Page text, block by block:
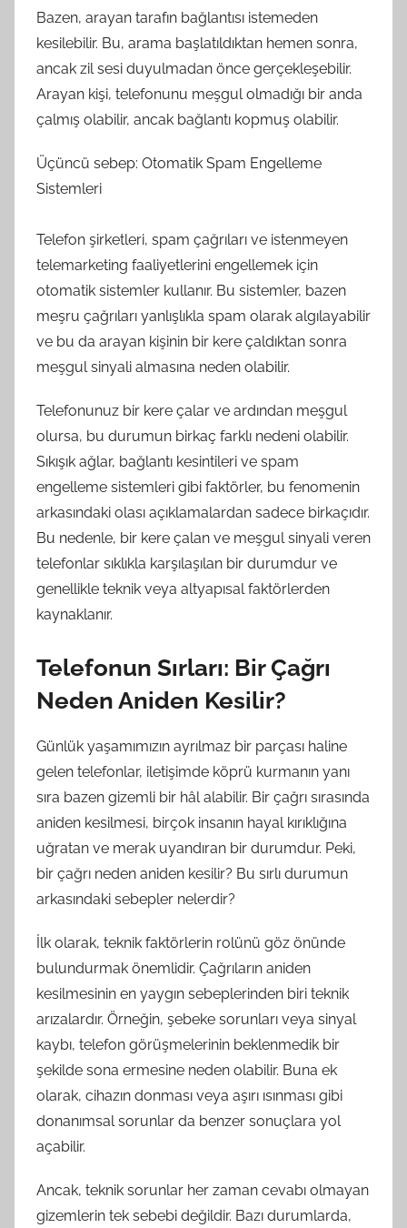
Bazen, arayan tarafın bağlantısı istemeden
kesilebilir. Bu, arama başlatıldıktan hemen sonra,
ancak zil sesi duyulmadan önce gerçekleşebilir.
Arayan kişi, telefonunu meşgul olmadığı bir anda
çalmış olabilir, ancak bağlantı kopmuş olabilir.
Üçüncü sebep: Otomatik Spam Engelleme
Sistemleri
Telefon şirketleri, spam çağrıları ve istenmeyen
telemarketing faaliyetlerini engellemek için
otomatik sistemler kullanır. Bu sistemler, bazen
meşru çağrıları yanlışlıkla spam olarak algılayabilir
ve bu da arayan kişinin bir kere çaldıktan sonra
meşgul sinyali almasına neden olabilir.
Telefonunuz bir kere çalar ve ardından meşgul
olursa, bu durumun birkaç farklı nedeni olabilir.
Sıkışık ağlar, bağlantı kesintileri ve spam
engelleme sistemleri gibi faktörler, bu fenomenin
arkasındaki olası açıklamalardan sadece birkaçıdır.
Bu nedenle, bir kere çalan ve meşgul sinyali veren
telefonlar sıklıkla karşılaşılan bir durumdur ve
genellikle teknik veya altyapısal faktörlerden
kaynaklanır.
Telefonun Sırları: Bir Çağrı
Neden Aniden Kesilir?
Günlük yaşamımızın ayrılmaz bir parçası haline
gelen telefonlar, iletişimde köprü kurmanın yanı
sıra bazen gizemli bir hâl alabilir. Bir çağrı sırasında
aniden kesilmesi, birçok insanın hayal kırıklığına
uğratan ve merak uyandıran bir durumdur. Peki,
bir çağrı neden aniden kesilir? Bu sırlı durumun
arkasındaki sebepler nelerdir?
İlk olarak, teknik faktörlerin rolünü göz önünde
bulundurmak önemlidir. Çağrıların aniden
kesilmesinin en yaygın sebeplerinden biri teknik
arızalardır. Örneğin, şebeke sorunları veya sinyal
kaybı, telefon görüşmelerinin beklenmedik bir
şekilde sona ermesine neden olabilir. Buna ek
olarak, cihazın donması veya aşırı ısınması gibi
donanımsal sorunlar da benzer sonuçlara yol
açabilir.
Ancak, teknik sorunlar her zaman cevabı olmayan
gizemlerin tek sebebi değildir. Bazı durumlarda,